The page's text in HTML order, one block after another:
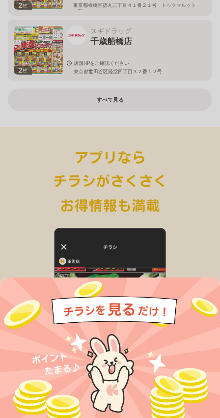
2枚
東京都板橋区徳丸三丁目４１番２１号 トックマルット
１階
2枚
スギドラッグ
千歳船橋店
店舗HPをご確認ください
東京都世田谷区経堂四丁目３２番１２号
すべて見る